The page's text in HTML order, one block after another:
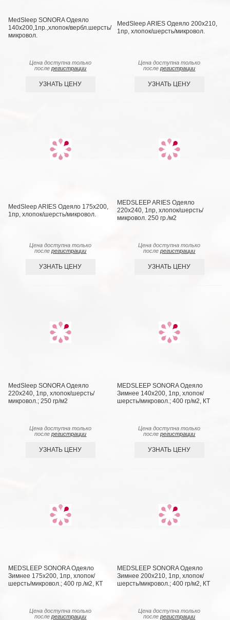
MedSleep SONORA Одеяло
140х200,1пр.,хлопок/вербл.шерсть/
микровол.
Цена доступна только
послерегистрации
УЗНАТЬ ЦЕНУ
MedSleep ARIES Одеяло 200х210,
1пр, хлопок/шерсть/микровол.
Цена доступна только
послерегистрации
УЗНАТЬ ЦЕНУ
MedSleep ARIES Одеяло 175х200,
1пр, хлопок/шерсть/микровол.
Цена доступна только
послерегистрации
УЗНАТЬ ЦЕНУ
MEDSLEEP ARIES Одеяло
220х240, 1пр, хлопок/шерсть/
микровол. 250 гр./м2
Цена доступна только
послерегистрации
УЗНАТЬ ЦЕНУ
MedSleep SONORA Одеяло
220х240, 1пр, хлопок/шерсть/
микровол.; 250 гр/м2
Цена доступна только
послерегистрации
УЗНАТЬ ЦЕНУ
MEDSLEEP SONORA Одеяло
Зимнее 140х200, 1пр, хлопок/
шерсть/микровол.; 400 гр/м2, КТ
Цена доступна только
послерегистрации
УЗНАТЬ ЦЕНУ
MEDSLEEP SONORA Одеяло
Зимнее 175х200, 1пр, хлопок/
шерсть/микровол.; 400 гр./м2, КТ
Цена доступна только
послерегистрации
MEDSLEEP SONORA Одеяло
Зимнее 200х210, 1пр, хлопок/
шерсть/микровол.; 400 гр/м2, КТ
Цена доступна только
послерегистрации